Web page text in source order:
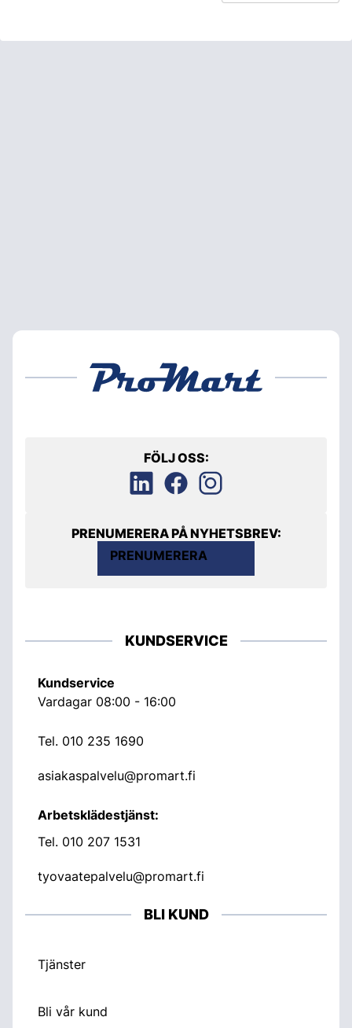
FÖLJ OSS:
PRENUMERERA PÅ NYHETSBREV:
PRENUMERERA
KUNDSERVICE
Kundservice
Vardagar 08:00 - 16:00
Tel. 010 235 1690
asiakaspalvelu@promart.fi
Arbetsklädestjänst:
Tel. 010 207 1531
tyovaatepalvelu@promart.fi
BLI KUND
Tjänster
Bli vår kund